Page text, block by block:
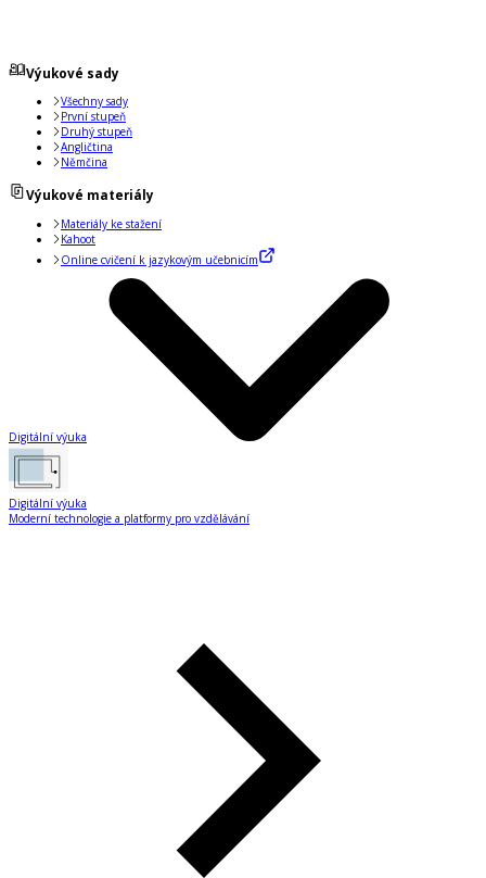
Výukové sady
Všechny sady
První stupeň
Druhý stupeň
Angličtina
Němčina
Výukové materiály
Materiály ke stažení
Kahoot
Online cvičení k jazykovým učebnicím
Digitální výuka
Digitální výuka
Moderní technologie a platformy pro vzdělávání